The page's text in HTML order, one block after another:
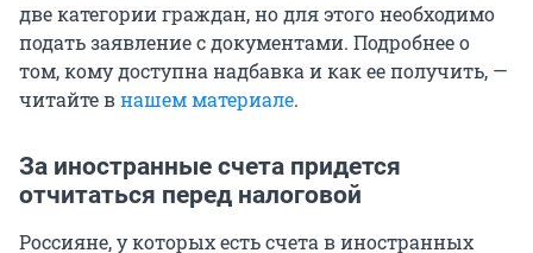
две категории граждан, но для этого необходимо
подать заявление с документами. Подробнее о
том, кому доступна надбавка и как ее получить, —
читайте внашем материале.
За иностранные счета придется
отчитаться перед налоговой
Россияне, у которых есть счета в иностранных